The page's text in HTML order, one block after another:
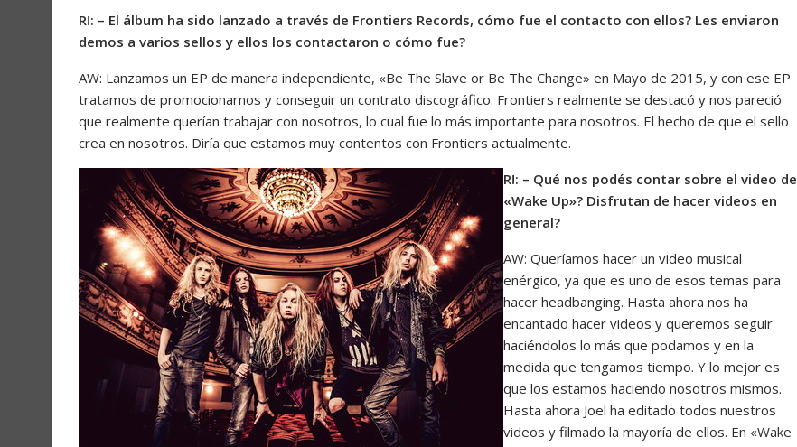
R!: – El álbum ha sido lanzado a través de Frontiers Records, cómo fue el contacto con ellos? Les enviaron
demos a varios sellos y ellos los contactaron o cómo fue?
AW: Lanzamos un EP de manera independiente, «Be The Slave or Be The Change» en Mayo de 2015, y con ese EP
tratamos de promocionarnos y conseguir un contrato discográfico. Frontiers realmente se destacó y nos pareció
que realmente querían trabajar con nosotros, lo cual fue lo más importante para nosotros. El hecho de que el sello
crea en nosotros. Diría que estamos muy contentos con Frontiers actualmente.
R!: – Qué nos podés contar sobre el video de
«Wake Up»? Disfrutan de hacer videos en
general?
AW: Queríamos hacer un video musical
enérgico, ya que es uno de esos temas para
hacer headbanging. Hasta ahora nos ha
encantado hacer videos y queremos seguir
haciéndolos lo más que podamos y en la
medida que tengamos tiempo. Y lo mejor es
que los estamos haciendo nosotros mismos.
Hasta ahora Joel ha editado todos nuestros
videos y filmado la mayoría de ellos. En «Wake